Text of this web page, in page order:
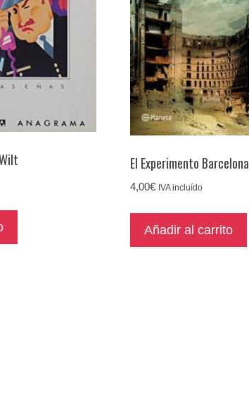
El Experimento Barcelona
4,00€ IVA incluído
Añadir al carrito